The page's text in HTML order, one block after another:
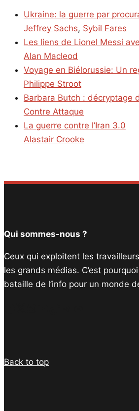
Ukraine: la guerre par
Jeffrey Sachs, Sybil Fares
Les liens de Lionel Messi
Alan Macleod
Voyage en Biélorussie: Un
Philippe Stroot
Barbara Butch : décryptage
Contre Attaque
La guerre contre l’Iran 3.0
Alastair Crooke
Qui sommes-nous ?
Ceux qui exploitent les
les grands médias. C’est
bataille de l’info pour un monde
Back to top